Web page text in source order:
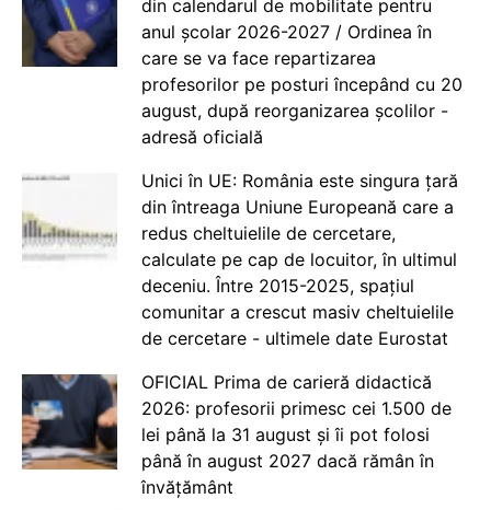
din calendarul de mobilitate pentru
anul școlar 2026-2027 / Ordinea în
care se va face repartizarea
profesorilor pe posturi începând cu 20
august, după reorganizarea școlilor -
adresă oficială
Unici în UE: România este singura țară
din întreaga Uniune Europeană care a
redus cheltuielile de cercetare,
calculate pe cap de locuitor, în ultimul
deceniu. Între 2015-2025, spațiul
comunitar a crescut masiv cheltuielile
de cercetare - ultimele date Eurostat
OFICIAL Prima de carieră didactică
2026: profesorii primesc cei 1.500 de
lei până la 31 august și îi pot folosi
până în august 2027 dacă rămân în
învățământ